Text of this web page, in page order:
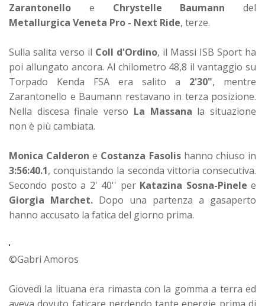
Zarantonello e Chrystelle Baumann del
Metallurgica Veneta Pro - Next Ride, terze.
Sulla salita verso il Coll d'Ordino, il Massi ISB Sport ha
poi allungato ancora. Al chilometro 48,8 il vantaggio su
Torpado Kenda FSA era salito a 2'30", mentre
Zarantonello e Baumann restavano in terza posizione.
Nella discesa finale verso La Massana la situazione
non è più cambiata.
Monica Calderon e Costanza Fasolishanno chiuso in
3:56:40.1, conquistando la seconda vittoria consecutiva.
Secondo posto a 2' 40'' per Katazina Sosna-Pinele e
Giorgia Marchet. Dopo una partenza a gasaperto
hanno accusato la fatica del giorno prima.
©Gabri Amoros
Giovedì la lituana era rimasta con la gomma a terra ed
aveva dovuto faticare perdendo tante energie prima di